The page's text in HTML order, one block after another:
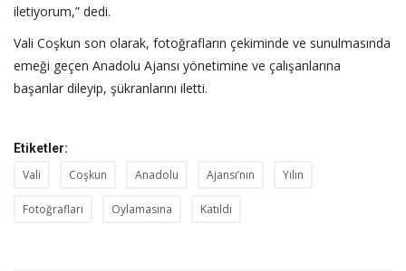
iletiyorum,” dedi.
Vali Coşkun son olarak, fotoğrafların çekiminde ve sunulmasında
emeği geçen Anadolu Ajansı yönetimine ve çalışanlarına
başarılar dileyip, şükranlarını iletti.
Etiketler:
Vali Coşkun Anadolu Ajansı’nın Yılın
Fotoğrafları Oylamasına Katıldı